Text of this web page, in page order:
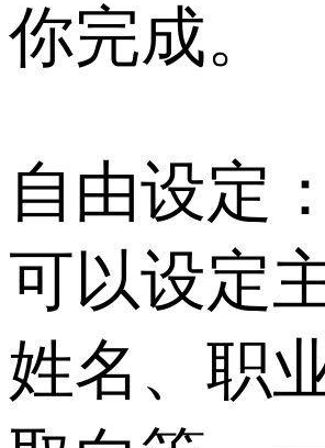
你完成。
自由设定
可以设定
姓名、职